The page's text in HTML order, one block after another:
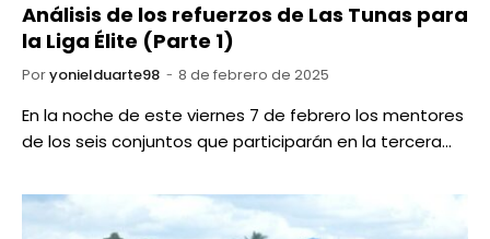
Análisis de los refuerzos de Las Tunas para
la Liga Élite (Parte 1)
Poryonielduarte98 8 de febrero de 2025
En la noche de este viernes 7 de febrero los mentores
de los seis conjuntos que participarán en la tercera…